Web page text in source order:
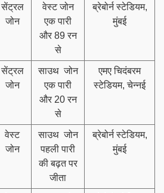
सेंट्रल
जोन
वेस्ट जोन
एक पारी
और 89 रन
से
ब्रेबोर्न स्टेडियम,
मुंबई
सेंट्रल
जोन
साउथ जोन
एक पारी
और 20 रन
से
एमए चिदंबरम
स्टेडियम, चेन्नई
वेस्ट
जोन
साउथ जोन
पहली पारी
की बढ़त पर
जीता
ब्रेबोर्न स्टेडियम,
मुंबई